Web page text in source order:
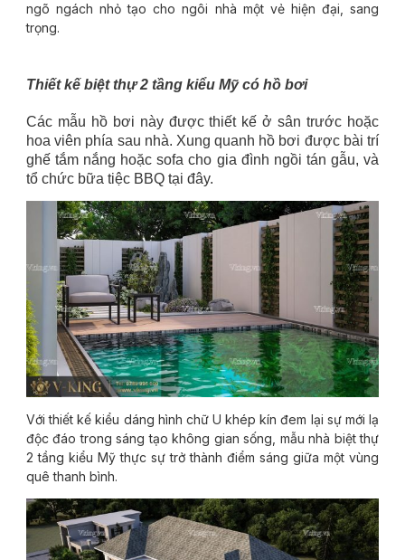
ngõ ngách nhỏ tạo cho ngôi nhà một vẻ hiện đại, sang
trọng.
Thiết kế biệt thự 2 tầng kiểu Mỹ có hồ bơi
Các mẫu hồ bơi này được thiết kế ở sân trước hoặc
hoa viên phía sau nhà. Xung quanh hồ bơi được bài trí
ghế tắm nắng hoặc sofa cho gia đình ngồi tán gẫu, và
tổ chức bữa tiệc BBQ tại đây.
Với thiết kế kiểu dáng hình chữ U khép kín đem lại sự mới lạ
độc đáo trong sáng tạo không gian sống, mẫu nhà biệt thự
2 tầng kiểu Mỹ thực sự trở thành điểm sáng giữa một vùng
quê thanh bình.